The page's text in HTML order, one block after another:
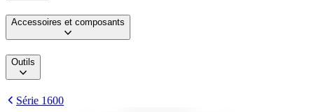
Accessoires et composants
Outils
Série 1600